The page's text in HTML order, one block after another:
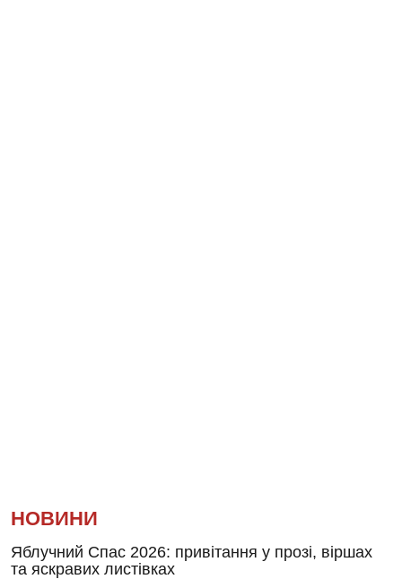
НОВИНИ
Яблучний Спас 2026: привітання у прозі, віршах
та яскравих листівках